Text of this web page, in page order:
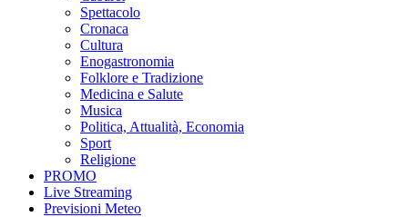
Spettacolo
Cronaca
Cultura
Enogastronomia
Folklore e Tradizione
Medicina e Salute
Musica
Politica, Attualità, Economia
Sport
Religione
PROMO
Live Streaming
Previsioni Meteo